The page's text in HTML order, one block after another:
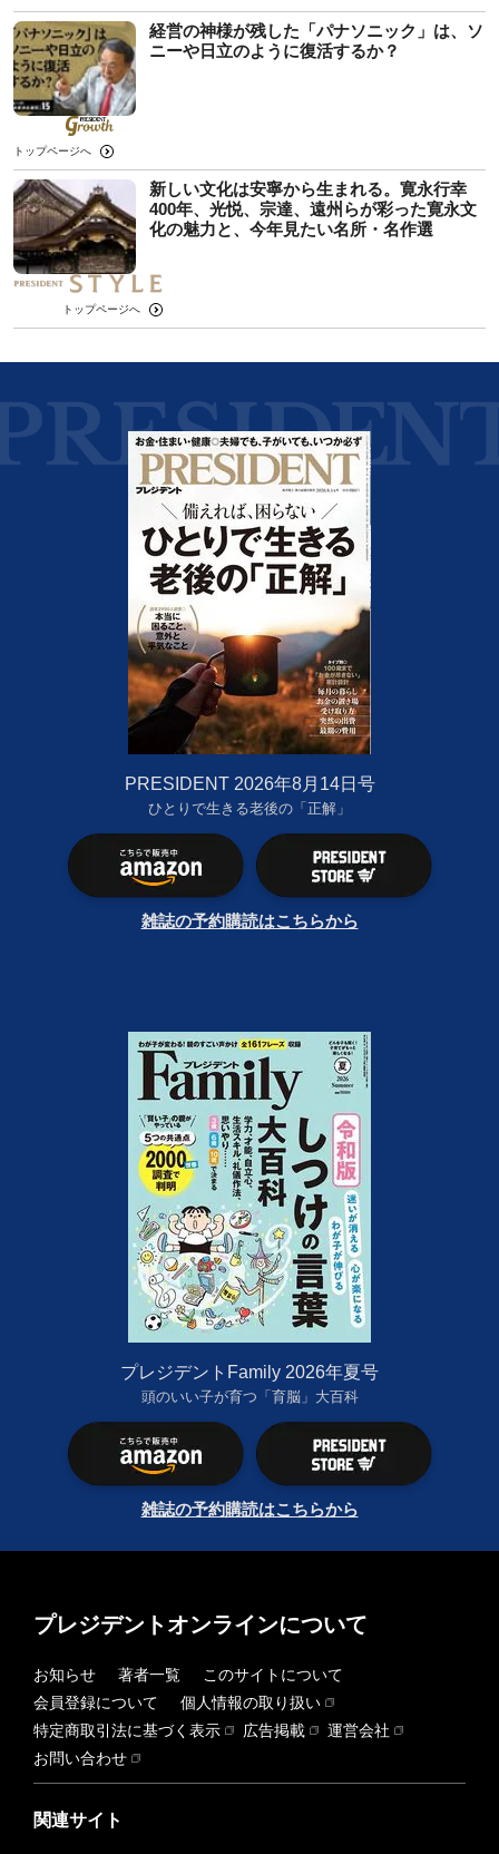
経営の神様が残した「パナソニック」は、ソ
ニーや日立のように復活するか？
トップページへ
新しい文化は安寧から生まれる。寛永行幸
400年、光悦、宗達、遠州らが彩った寛永文
化の魅力と、今年見たい名所・名作選
トップページへ
PRESIDENT 2026年8月14日号
ひとりで生きる老後の「正解」
雑誌の予約購読はこちらから
プレジデントFamily 2026年夏号
頭のいい子が育つ「育脳」大百科
雑誌の予約購読はこちらから
プレジデントオンラインについて
お知らせ 著者一覧
このサイトについて
会員登録について
個人情報の取り扱い
特定商取引法に基づく表示
広告掲載
運営会社
お問い合わせ
関連サイト